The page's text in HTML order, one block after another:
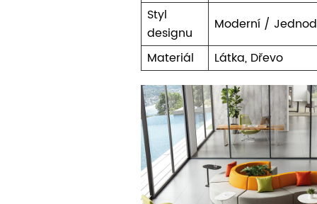
Styl
designu
Moderní /
Materiál
Látka, Dřevo